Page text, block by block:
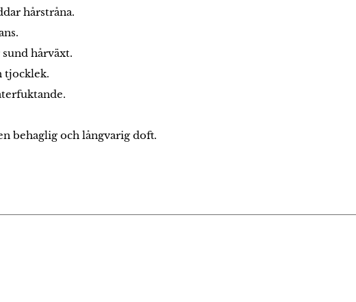
hårstråna.
hårväxt.
tjocklek.
behaglig och långvarig doft.